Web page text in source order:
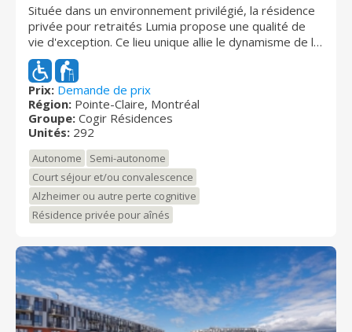
Située dans un environnement privilégié, la résidence
privée pour retraités Lumia propose une qualité de
vie d'exception. Ce lieu unique allie le dynamisme de la
vie citadine à la convivialité et commodité du quartier.
Profitez d'un cadre de vie stimulant, tout en
bénéficiant des avantages d'une vie en communauté.
La résidence vous offre un environnement sécurisé et
confortable pour que vous puissiez profiter
pleinement de votre retraite.
Prix: Demande de prix
Région: Pointe-Claire, Montréal
Groupe: Cogir Résidences
Unités: 292
Autonome
Semi-autonome
Court séjour et/ou convalescence
Alzheimer ou autre perte cognitive
Résidence privée pour aînés